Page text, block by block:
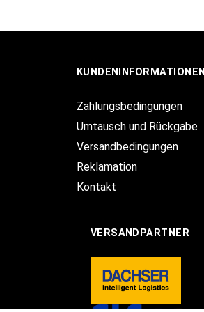
KUNDENINFORMATIONEN
Zahlungsbedingungen
Umtausch und Rückgabe
Versandbedingungen
Reklamation
Kontakt
VERSANDPARTNER